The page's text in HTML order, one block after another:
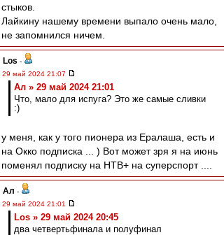
стыков.
Лайкину нашему времени выпало очень мало,
не запомнился ничем.
Los -
29 май 2024 21:07
Ал » 29 май 2024 21:01
Что, мало для испуга? Это же самые сливки
:)
у меня, как у того пионера из Ералаша, есть и
на Окко подписка ... ) Вот может зря я на июнь
поменял подписку на НТВ+ на суперспорт ....
Ал -
29 май 2024 21:01
Los » 29 май 2024 20:45
два четвертьфинала и полуфинал